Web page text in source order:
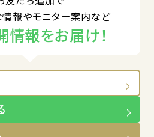
報やモニター案内など
情報をお届け！